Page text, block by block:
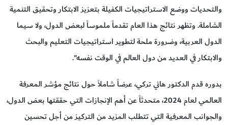
والتحديات ووضع الاستراتيجيات الكفيلة بتعزيز الابتكار وتحقيق التنمية
الشاملة. وتظهر نتائج هذا العام تقدماً ملموساً لبعض الدول، ولا سيما
الدول العربية، وضرورة ملحة لتطوير استراتيجيات التعليم والبحث
والابتكار في العديد من دول العالم في الوقت نفسه".
بدوره قدم الدكتور هاني تركي، عرضاً شاملاً حول نتائج مؤشر المعرفة
العالمي لعام 2024، متحدثاً عن أهم الإنجازات التي حققتها بعض الدول،
والجوانب المعرفية التي تتطلب المزيد من التركيز من أجل تحسين